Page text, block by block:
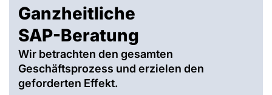
Ganzheitliche
SAP-Beratung
Wir betrachten den gesamten
Geschäftsprozess und erzielen den
geforderten Effekt.